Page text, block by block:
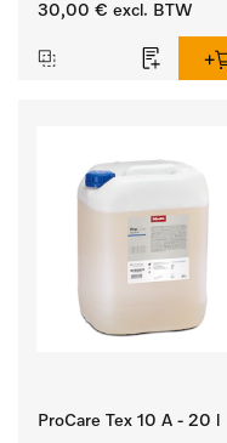
neutralisatie.
30,00 € excl. BTW
ProCare Tex 10 A - 20 l